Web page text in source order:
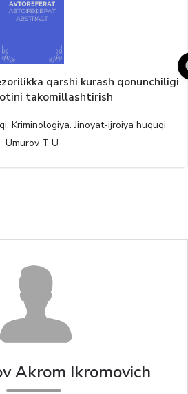
qarshi kurash qonunchiligi
takomillashtirish
Kriminologiya. Jinoyat-ijroiya huquqi
Umurov T U
Akrom Ikromovich